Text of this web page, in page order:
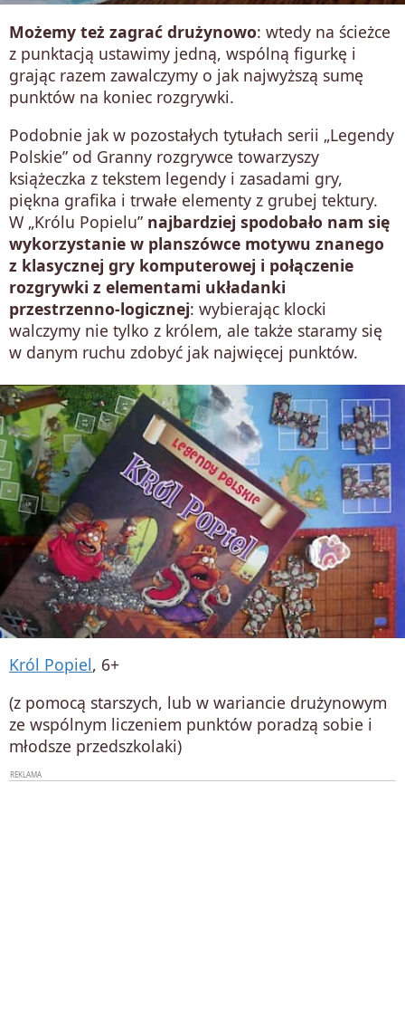
Możemy też zagrać drużynowo: wtedy na ścieżce
z punktacją ustawimy jedną, wspólną figurkę i
grając razem zawalczymy o jak najwyższą sumę
punktów na koniec rozgrywki.
Podobnie jak w pozostałych tytułach serii „Legendy
Polskie” od Granny rozgrywce towarzyszy
książeczka z tekstem legendy i zasadami gry,
piękna grafika i trwałe elementy z grubej tektury.
W „Królu Popielu” najbardziej spodobało nam się
wykorzystanie w planszówce motywu znanego
z klasycznej gry komputerowej i połączenie
rozgrywki z elementami układanki
przestrzenno-logicznej: wybierając klocki
walczymy nie tylko z królem, ale także staramy się
w danym ruchu zdobyć jak najwięcej punktów.
Król Popiel, 6+
(z pomocą starszych, lub w wariancie drużynowym
ze wspólnym liczeniem punktów poradzą sobie i
młodsze przedszkolaki)